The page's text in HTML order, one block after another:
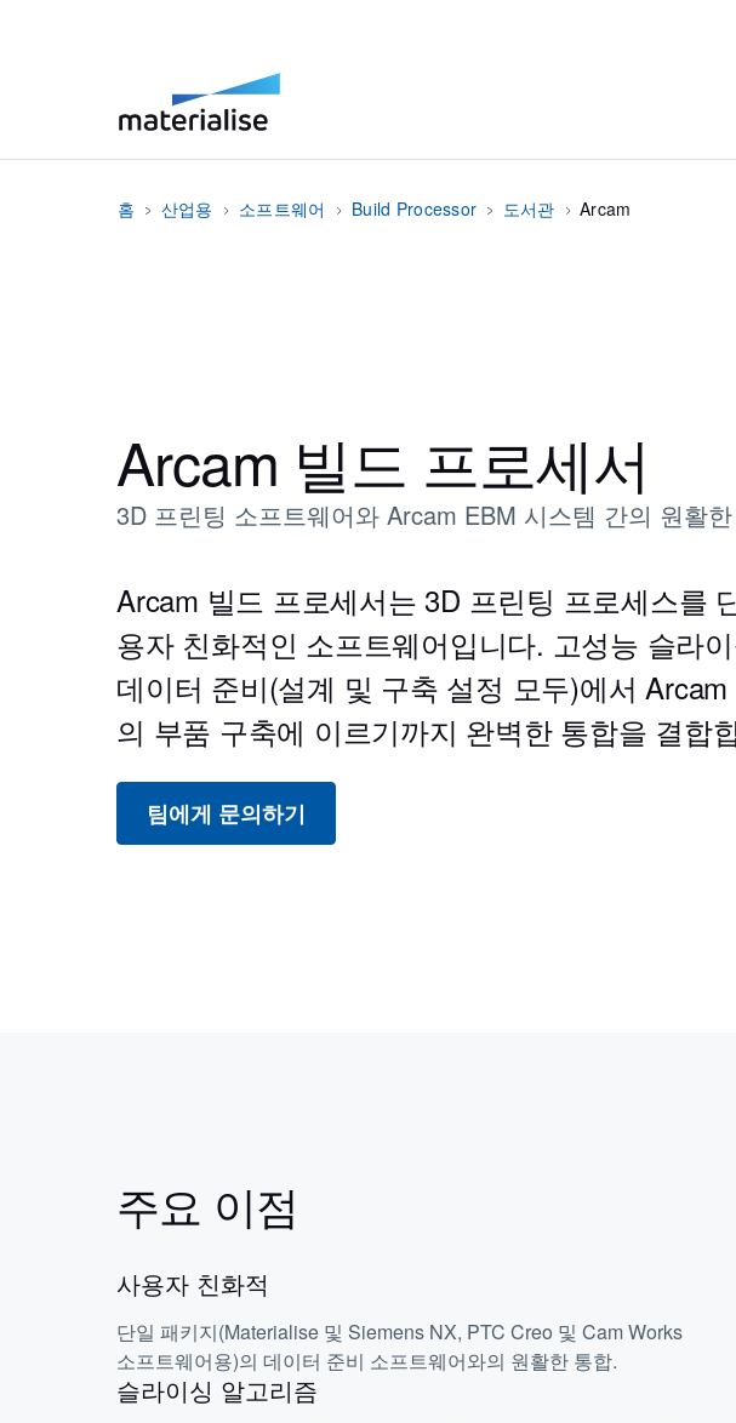
홈 산업용 소프트웨어 Build Processor 도서관 Arcam
Arcam 빌드 프로세서
3D 프린팅 소프트웨어와 Arcam EBM 시스템 간의 원활
Arcam 빌드 프로세서는 3D 프린팅 프로세스를
용자 친화적인 소프트웨어입니다. 고성능 슬라
데이터 준비(설계 및 구축 설정 모두)에서
의 부품 구축에 이르기까지 완벽한 통합을 결합
팀에게 문의하기
주요 이점
사용자 친화적
단일 패키지(Materialise 및 Siemens NX, PTC Creo 및 Cam Works
소프트웨어용)의 데이터 준비 소프트웨어와의 원활한 통합.
슬라이싱 알고리즘